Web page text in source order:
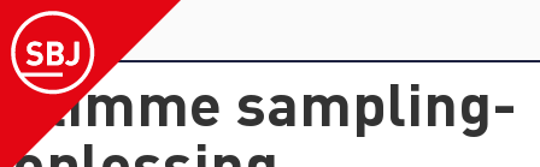
Slimme sampling-